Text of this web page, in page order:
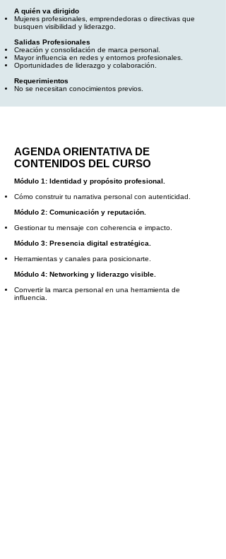
A quién va dirigido
Mujeres profesionales, emprendedoras o directivas que
busquen visibilidad y liderazgo.
Salidas Profesionales
Creación y consolidación de marca personal.
Mayor influencia en redes y entornos profesionales.
Oportunidades de liderazgo y colaboración.
Requerimientos
No se necesitan conocimientos previos.
AGENDA ORIENTATIVA DE
CONTENIDOS DEL CURSO
Módulo 1: Identidad y propósito profesional.
Cómo construir tu narrativa personal con autenticidad.
Módulo 2: Comunicación y reputación.
Gestionar tu mensaje con coherencia e impacto.
Módulo 3: Presencia digital estratégica.
Herramientas y canales para posicionarte.
Módulo 4: Networking y liderazgo visible.
Convertir la marca personal en una herramienta de
influencia.